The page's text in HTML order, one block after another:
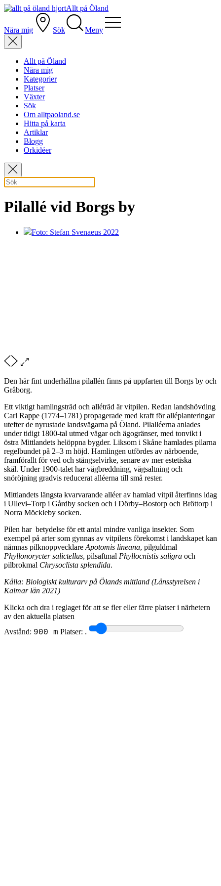
Allt på Öland
Nära mig Sök Meny
Allt på Öland
Nära mig
Kategorier
Platser
Växter
Sök
Om alltpaoland.se
Hitta på karta
Artiklar
Blogg
Orkidéer
Pilallé vid Borgs by
Foto: Stefan Svenaeus 2022
Den här fint underhållna pilallén finns på uppfarten till Borgs by och
Gråborg.
Ett viktigt hamlingsträd och alléträd är vitpilen. Redan landshövding
Carl Rappe (1774–1781) propagerade med kraft för alléplanteringar
utefter de nyrustade landsvägarna på Öland. Pilalléerna anlades
under tidigt 1800-tal utmed vägar och ägogränser, med tonvikt i
östra Mittlandets helöppna bygder. Liksom i Skåne hamlades pilarna
regelbundet på 2–3 m höjd. Hamlingen utfördes av närboende,
framförallt för ved och stängselvirke, senare av mer estetiska
skäl. Under 1900-talet har vägbreddning, vägsaltning och
snöröjning gradvis reducerat alléerna till små rester.
Mittlandets längsta kvarvarande alléer av hamlad vitpil återfinns idag
i Ullevi–Torp i Gårdby socken och i Dörby–Bostorp och Bröttorp i
Norra Möckleby socken.
Pilen har betydelse för ett antal mindre vanliga insekter. Som
exempel på arter som gynnas av vitpilens förekomst i landskapet kan
nämnas pilknoppvecklare Apotomis lineana, pilguldmal
Phyllonorycter salictellus, pilsaftmal Phyllocnistis saligra och
pilbrokmal Chrysoclista splendida.
Källa: Biologiskt kulturarv på Ölands mittland (Länsstyrelsen i
Kalmar län 2021)
Klicka och dra i reglaget för att se fler eller färre platser i närhetern
av den aktuella platsen
Avstånd: 900 m Platser: .